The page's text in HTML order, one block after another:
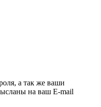
а так же ваши
на ваш E-mail